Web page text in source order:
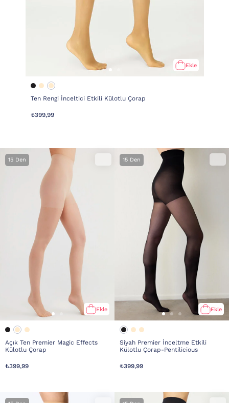
Ekle
Ten Rengi İnceltici Etkili Külotlu Çorap
₺399,99
15 Den
Ekle
Açık Ten Premier Magic Effects
Külotlu Çorap
₺399,99
15 Den
Ekle
Siyah Premier İnceltme Etkili
Külotlu Çorap-Pentilicious
₺399,99